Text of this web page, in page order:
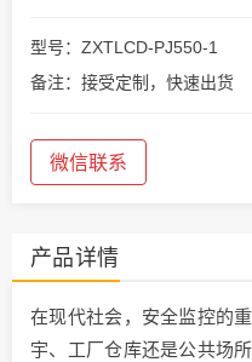
型号：ZXTLCD-PJ550-1
备注：接受定制，快速出货
微信联系
产品详情
在现代社会，安全监控的
宇、工厂仓库还是公共场